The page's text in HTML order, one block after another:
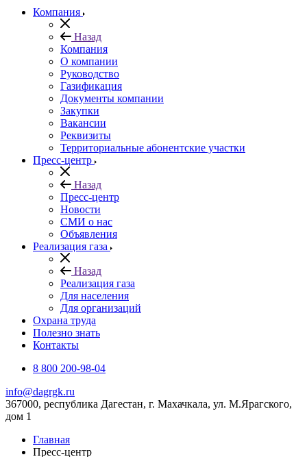
Компания
Назад
Компания
О компании
Руководство
Газификация
Документы компании
Закупки
Вакансии
Реквизиты
Территориальные абонентские участки
Пресс-центр
Назад
Пресс-центр
Новости
СМИ о нас
Объявления
Реализация газа
Назад
Реализация газа
Для населения
Для организаций
Охрана труда
Полезно знать
Контакты
8 800 200-98-04
info@dagrgk.ru
367000, республика Дагестан, г. Махачкала, ул. М.Ярагского,
дом 1
Главная
Пресс-центр